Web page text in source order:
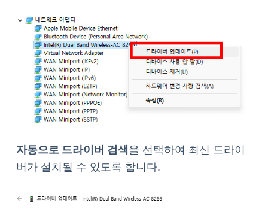
자동으로 드라이버 검색을 선택하여 최신 드라이
버가 설치될 수 있도록 합니다.